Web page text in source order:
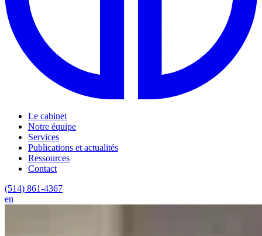
Le cabinet
Notre équipe
Services
Publications et actualités
Ressources
Contact
(514) 861-4367
en